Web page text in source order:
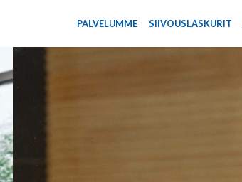
PALVELUMME SIIVOUSLASKURIT